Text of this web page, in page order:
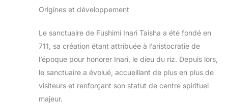
Origines et développement
Le sanctuaire de Fushimi Inari Taisha a été fondé en
711, sa création étant attribuée à l’aristocratie de
l’époque pour honorer Inari, le dieu du riz. Depuis lors,
le sanctuaire a évolué, accueillant de plus en plus de
visiteurs et renforçant son statut de centre spirituel
majeur.